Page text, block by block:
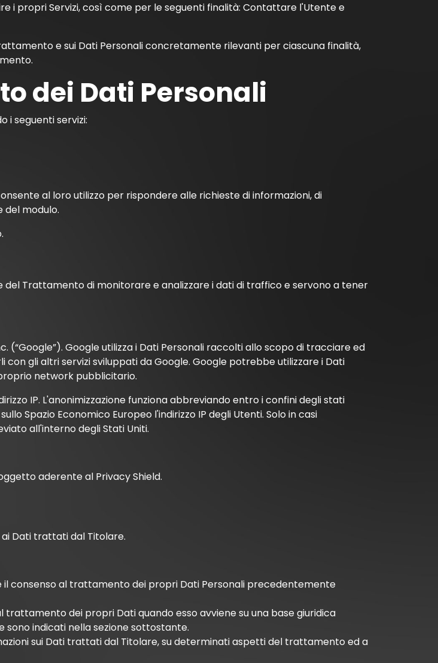
i propri Servizi, così come per le seguenti finalità: Contattare l'Utente e
e sui Dati Personali concretamente rilevanti per ciascuna finalità,
dei Dati Personali
i seguenti servizi:
al loro utilizzo per rispondere alle richieste di informazioni, di
del modulo.
Trattamento di monitorare e analizzare i dati di traffico e servono a tener
(“Google”). Google utilizza i Dati Personali raccolti allo scopo di tracciare ed
gli altri servizi sviluppati da Google. Google potrebbe utilizzare i Dati
network pubblicitario.
IP. L'anonimizzazione funziona abbreviando entro i confini degli stati
Spazio Economico Europeo l'indirizzo IP degli Utenti. Solo in casi
all'interno degli Stati Uniti.
aderente al Privacy Shield.
Dati trattati dal Titolare.
il consenso al trattamento dei propri Dati Personali precedentemente
dei propri Dati quando esso avviene su una base giuridica
sono indicati nella sezione sottostante.
sui Dati trattati dal Titolare, su determinati aspetti del trattamento ed a